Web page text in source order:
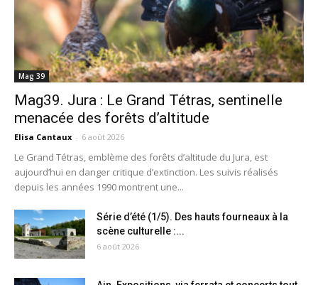
Mag 39
Mag39. Jura : Le Grand Tétras, sentinelle
menacée des forêts d’altitude
Elisa Cantaux - 6 août 2026
Le Grand Tétras, emblème des forêts d’altitude du Jura, est
aujourd’hui en danger critique d’extinction. Les suivis réalisés
depuis les années 1990 montrent une...
Série d’été (1/5). Des hauts fourneaux à la
scène culturelle :...
6 août 2026